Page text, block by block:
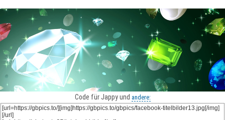
Code für Jappy und andere: